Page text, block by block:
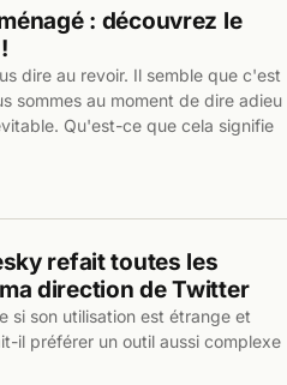
: découvrez le
dire au revoir. Il semble que c'est
sommes au moment de dire adieu
Qu'est-ce que cela signifie
refait toutes les
direction de Twitter
si son utilisation est étrange et
il préférer un outil aussi complexe